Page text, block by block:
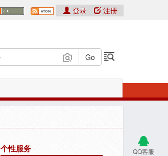
登录 注册
QQ客服
个性服务